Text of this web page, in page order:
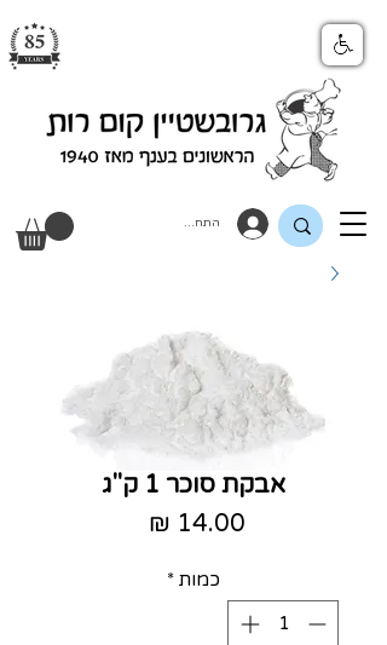
התחבר
אבקת סוכר 1 ק"ג
כמות *